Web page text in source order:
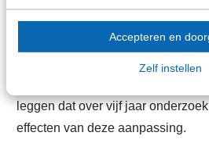
Accepteren en
Zelf instellen
Samengevat: SRA ondersteunt
Europese Commissie om de
kleine, middelgrote en grote
leggen dat over vijf jaar
effecten van deze aanpassing.